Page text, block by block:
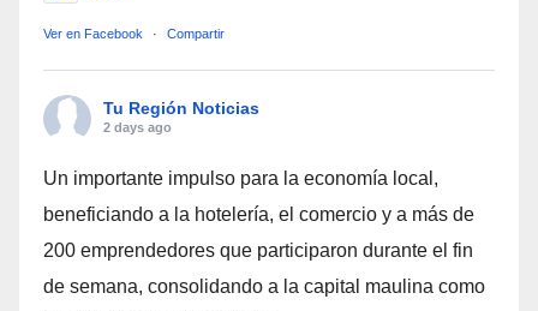
Ver en Facebook · Compartir
Tu Región Noticias
2 days ago
Un importante impulso para la economía local,
beneficiando a la hotelería, el comercio y a más de
200 emprendedores que participaron durante el fin
de semana, consolidando a la capital maulina como